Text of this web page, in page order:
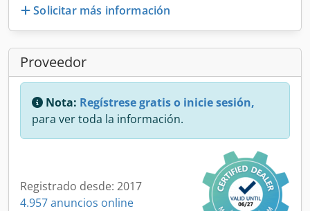
Solicitar más información
Proveedor
Nota: Regístrese gratis o inicie sesión,
para ver toda la información.
Registrado desde: 2017
4.957 anuncios online